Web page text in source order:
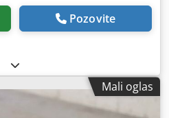
Pozovite
Mali oglas